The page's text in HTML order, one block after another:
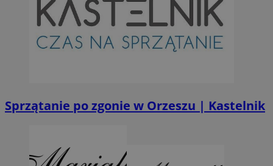
Sprzątanie po zgonie w Orzeszu | Kastelnik